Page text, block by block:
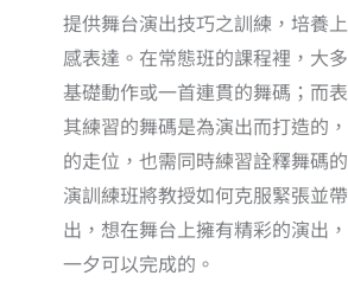
提供舞台演出技巧之訓練，培養
感表達。在常態班的課程裡，大
基礎動作或一首連貫的舞碼；而
其練習的舞碼是為演出而打造的
的走位，也需同時練習詮釋舞碼
演訓練班將教授如何克服緊張並
出，想在舞台上擁有精彩的演出
一夕可以完成的。